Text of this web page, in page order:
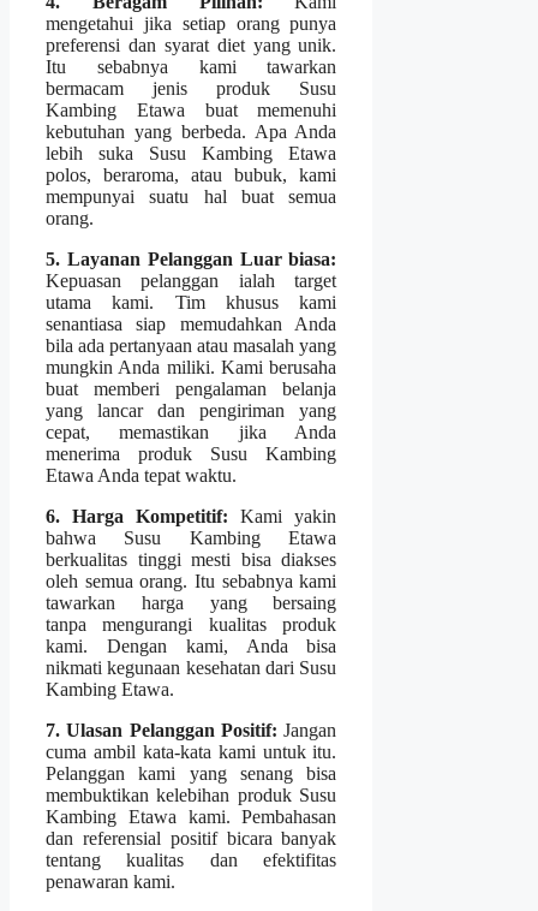
mengetahui jika setiap orang punya
preferensi dan syarat diet yang unik.
Itu sebabnya kami tawarkan
bermacam jenis produk Susu
Kambing Etawa buat memenuhi
kebutuhan yang berbeda. Apa Anda
lebih suka Susu Kambing Etawa
polos, beraroma, atau bubuk, kami
mempunyai suatu hal buat semua
orang.
5. Layanan Pelanggan Luar biasa:
Kepuasan pelanggan ialah target
utama kami. Tim khusus kami
senantiasa siap memudahkan Anda
bila ada pertanyaan atau masalah yang
mungkin Anda miliki. Kami berusaha
buat memberi pengalaman belanja
yang lancar dan pengiriman yang
cepat, memastikan jika Anda
menerima produk Susu Kambing
Etawa Anda tepat waktu.
6. Harga Kompetitif: Kami yakin
bahwa Susu Kambing Etawa
berkualitas tinggi mesti bisa diakses
oleh semua orang. Itu sebabnya kami
tawarkan harga yang bersaing
tanpa mengurangi kualitas produk
kami. Dengan kami, Anda bisa
nikmati kegunaan kesehatan dari Susu
Kambing Etawa.
7. Ulasan Pelanggan Positif: Jangan
cuma ambil kata-kata kami untuk itu.
Pelanggan kami yang senang bisa
membuktikan kelebihan produk Susu
Kambing Etawa kami. Pembahasan
dan referensial positif bicara banyak
tentang kualitas dan efektifitas
penawaran kami.